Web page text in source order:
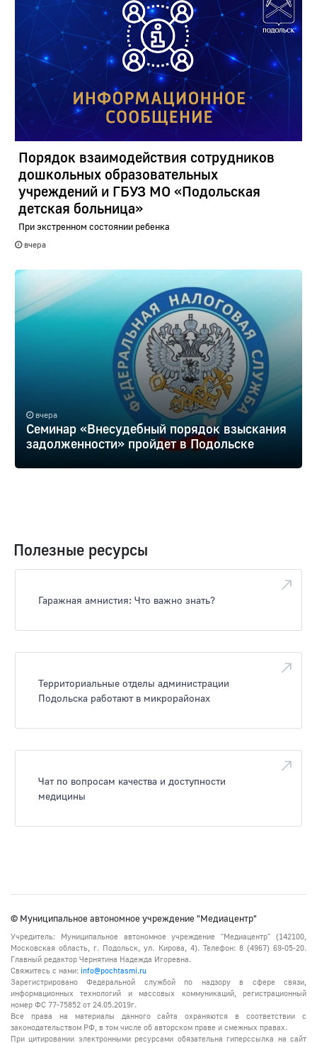
Порядок взаимодействия сотрудников
дошкольных образовательных
учреждений и ГБУЗ МО «Подольская
детская больница»
При экстренном состоянии ребенка
вчера
вчера
Семинар «Внесудебный порядок взыскания
задолженности» пройдет в Подольске
Полезные ресурсы
Гаражная амнистия: Что важно знать?
Территориальные отделы администрации
Подольска работают в микрорайонах
Чат по вопросам качества и доступности
медицины
© Муниципальное автономное учреждение "Медиацентр"
Учредитель: Муниципальное автономное учреждение "Медиацентр" (142100,
Московская область, г. Подольск, ул. Кирова, 4). Телефон: 8 (4967) 69-05-20.
Главный редактор Чернятина Надежда Игоревна.
Свяжитесь с нами: info@pochtasmi.ru
Зарегистрировано Федеральной службой по надзору в сфере связи,
информационных технологий и массовых коммуникаций, регистрационный
номер ФС 77-75852 от 24.05.2019г.
Все права на материалы данного сайта охраняются в соответствии с
законодательством РФ, в том числе об авторском праве и смежных правах.
При цитировании электронными ресурсами обязательна гиперссылка на сайт